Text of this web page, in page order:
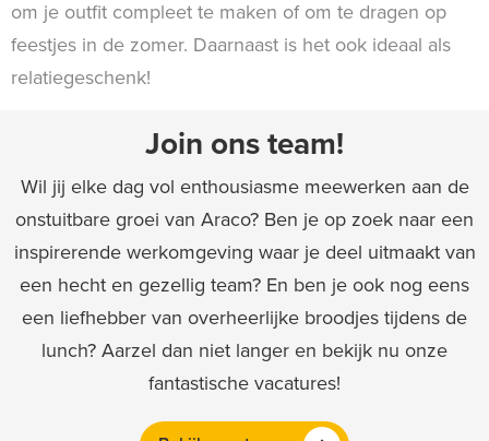
om je outfit compleet te maken of om te dragen op
feestjes in de zomer. Daarnaast is het ook ideaal als
relatiegeschenk!
Join ons team!
Wil jij elke dag vol enthousiasme meewerken aan de
onstuitbare groei van Araco? Ben je op zoek naar een
inspirerende werkomgeving waar je deel uitmaakt van
een hecht en gezellig team? En ben je ook nog eens
een liefhebber van overheerlijke broodjes tijdens de
lunch? Aarzel dan niet langer en bekijk nu onze
fantastische vacatures!